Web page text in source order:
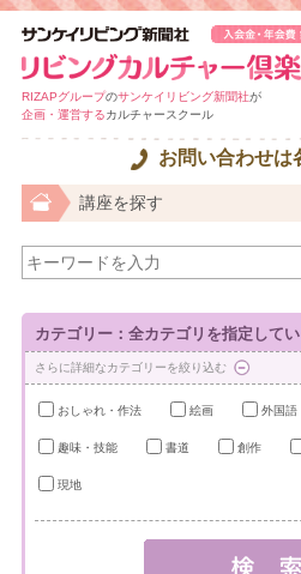
RIZAPグループのサンケイリビング新聞社が
企画・運営するカルチャースクール
お問い合わせは
講座を探す
カテゴリー：全カテゴリを指定して
さらに詳細なカテゴリーを絞り込む
おしゃれ・作法 絵画 外国語
趣味・技能 書道 創作
現地